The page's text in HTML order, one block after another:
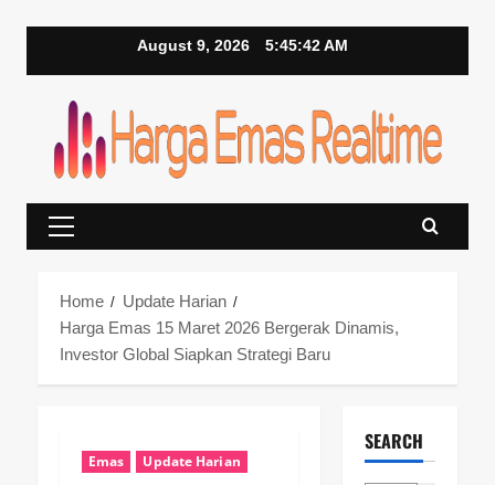
August 9, 2026 5:45:43 AM
Primary
Home
Update Harian
Harga Emas 15 Maret 2026 Bergerak Dinamis,
Investor Global Siapkan Strategi Baru
Emas Update Harian
SEARCH